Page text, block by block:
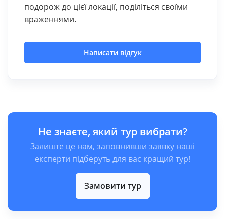
подорож до цієї локації, поділіться своїми
враженнями.
Написати відгук
Не знаєте, який тур вибрати?
Залиште це нам, заповнивши заявку наші
експерти підберуть для вас кращий тур!
Замовити тур